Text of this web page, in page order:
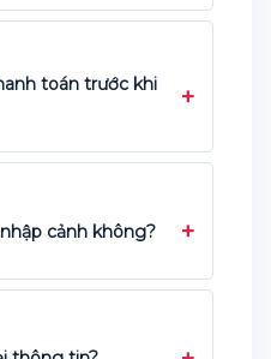
toán trước khi
cảnh không?